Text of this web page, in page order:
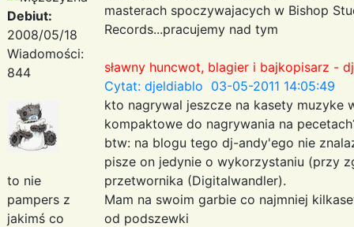
Debiut:
2008/05/18
Wiadomości:
844
to nie
pampers z
jakimś co
masterach spoczywajacych w Bishop
Records...pracujemy nad tym
sławny huncwot, blagier i bajkopisarz -
Cytat: djeldiablo 03-05-2011 14:05:49
kto nagrywal jeszcze na kasety
kompaktowe do nagrywania na
btw: na blogu tego dj-andy'ego nie
pisze on jedynie o wykorzystaniu (przy
przetwornika (Digitalwandler).
Mam na swoim garbie co najmniej
od podszewki